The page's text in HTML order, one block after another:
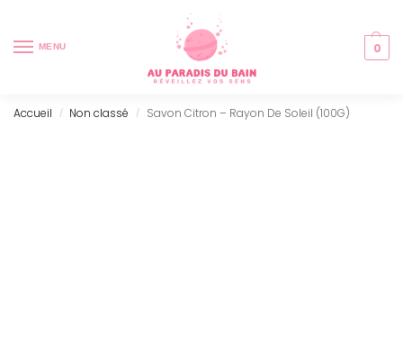
MENU 0
Accueil / Non classé / Savon Citron – Rayon De Soleil (100G)